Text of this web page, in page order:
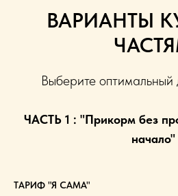
ВАРИАНТЫ
Выберите
ЧАСТЬ 1 : "Прикорм без
начало"
ТАРИФ "Я САМА"